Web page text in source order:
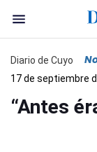
Diario de Cuyo
17 de septiembre
“Antes